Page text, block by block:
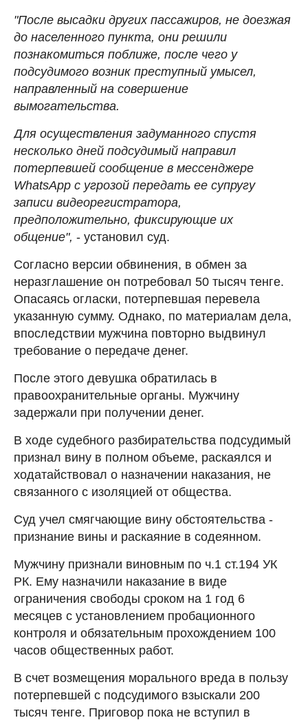
"После высадки других пассажиров, не доезжая
до населенного пункта, они решили
познакомиться поближе, после чего у
подсудимого возник преступный умысел,
направленный на совершение
вымогательства.
Для осуществления задуманного спустя
несколько дней подсудимый направил
потерпевшей сообщение в мессенджере
WhatsApp с угрозой передать ее супругу
записи видеорегистратора,
предположительно, фиксирующие их
общение", - установил суд.
Согласно версии обвинения, в обмен за
неразглашение он потребовал 50 тысяч тенге.
Опасаясь огласки, потерпевшая перевела
указанную сумму. Однако, по материалам дела,
впоследствии мужчина повторно выдвинул
требование о передаче денег.
После этого девушка обратилась в
правоохранительные органы. Мужчину
задержали при получении денег.
В ходе судебного разбирательства подсудимый
признал вину в полном объеме, раскаялся и
ходатайствовал о назначении наказания, не
связанного с изоляцией от общества.
Суд учел смягчающие вину обстоятельства -
признание вины и раскаяние в содеянном.
Мужчину признали виновным по ч.1 ст.194 УК
РК. Ему назначили наказание в виде
ограничения свободы сроком на 1 год 6
месяцев с установлением пробационного
контроля и обязательным прохождением 100
часов общественных работ.
В счет возмещения морального вреда в пользу
потерпевшей с подсудимого взыскали 200
тысяч тенге. Приговор пока не вступил в